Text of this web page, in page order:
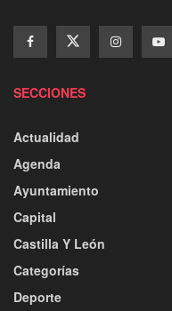
SECCIONES
Actualidad
Agenda
Ayuntamiento
Capital
Castilla Y León
Categorías
Deporte